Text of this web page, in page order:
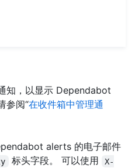
知，以显示 Dependabot
参阅“在收件箱中管理通
alerts 的电子邮件
标头字段。 可以使用
X-